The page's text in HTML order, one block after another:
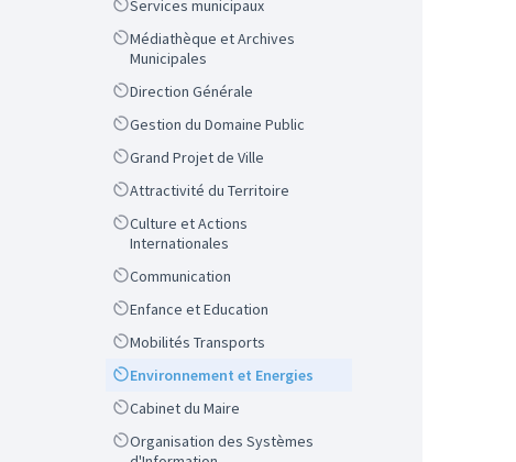
ScopeServices municipaux
Scope
Médiathèque et Archives
Municipales
ScopeDirection Générale
ScopeGestion du Domaine Public
ScopeGrand Projet de Ville
ScopeAttractivité du Territoire
Scope
Culture et Actions
Internationales
ScopeCommunication
ScopeEnfance et Education
ScopeMobilités Transports
ScopeEnvironnement et Energies
ScopeCabinet du Maire
Scope
Organisation des Systèmes